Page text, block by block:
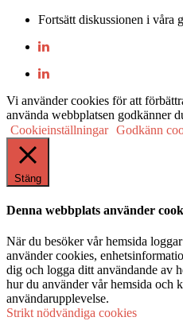
Fortsätt diskussionen i våra
Vi använder cookies för att
använda webbplatsen godkänner
Cookieinställningar Godkänn
Stäng
Denna webbplats använder
När du besöker vår hemsida
använder cookies,
dig och logga ditt användande av
hur du använder vår hemsida och
användarupplevelse.
Strikt nödvändiga cookies